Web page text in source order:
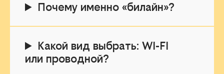
Почему именно «билайн»?
Какой вид выбрать: WI-FI
или проводной?